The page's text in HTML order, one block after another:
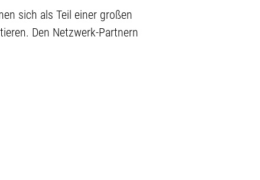
sich als Teil einer großen
Den Netzwerk-Partnern